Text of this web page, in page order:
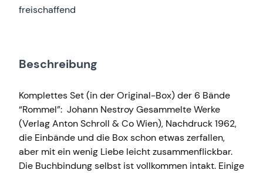
freischaffend
Beschreibung
Komplettes Set (in der Original-Box) der 6 Bände
“Rommel”: Johann Nestroy Gesammelte Werke
(Verlag Anton Schroll & Co Wien), Nachdruck 1962,
die Einbände und die Box schon etwas zerfallen,
aber mit ein wenig Liebe leicht zusammenflickbar.
Die Buchbindung selbst ist vollkommen intakt. Einige